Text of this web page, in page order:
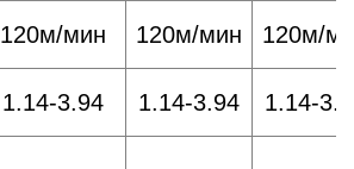
120м/мин 120м/мин
120м/
1.14-3.94 1.14-3.94
1.14-